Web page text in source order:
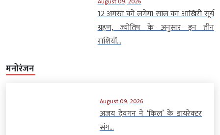
12 अगस्त को लगेगा साल का आखिरी सूर्य
ग्रहण, ज्योतिष के अनुसार इन तीन
राशियों...
मनोरंजन
August 09, 2026
अजय देवगन ने ‘किल’ के डायरेक्टर
संग...